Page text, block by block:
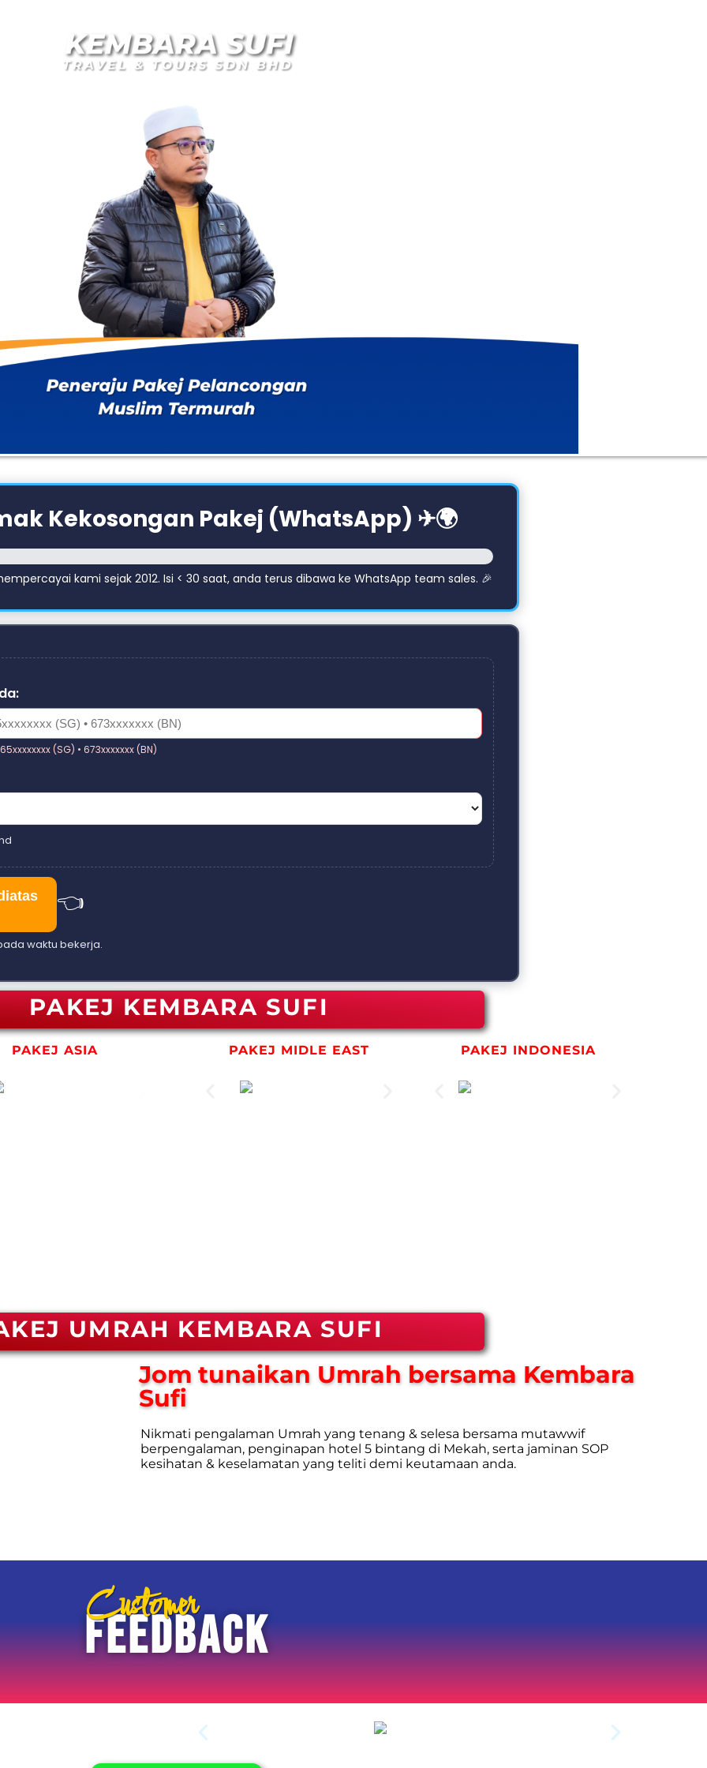
Kekosongan Pakej (WhatsApp) ✈🌍
kami sejak 2012. Isi < 30 saat, anda terus dibawa ke WhatsApp team sales. 🎉
(SG) • 673xxxxxxx (BN)
👈
waktu bekerja.
PAKEJ KEMBARA SUFI
PAKEJ ASIA PAKEJ MIDLE EAST PAKEJ INDONESIA
UMRAH KEMBARA SUFI
Jom tunaikan Umrah bersama Kembara
Sufi
Nikmati pengalaman Umrah yang tenang & selesa bersama mutawwif
berpengalaman, penginapan hotel 5 bintang di Mekah, serta jaminan SOP
kesihatan & keselamatan yang teliti demi keutamaan anda.
FEEDBACK
Customer